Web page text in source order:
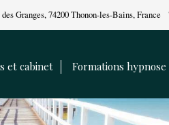
Granges, 74200 Thonon-les-Bains, France
et cabinet Formations